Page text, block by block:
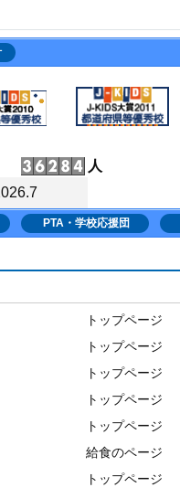
人
PTA・学校応援団
トップページ
トップページ
トップページ
トップページ
トップページ
給食のページ
トップページ